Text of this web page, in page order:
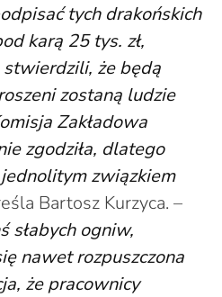
tych drakońskich
karą 25 tys. zł,
że będą
zostaną ludzie
Zakładowa
zgodziła, dlatego
związkiem
Bartosz Kurzyca. –
słabych ogniw,
nawet rozpuszczona
że pracownicy